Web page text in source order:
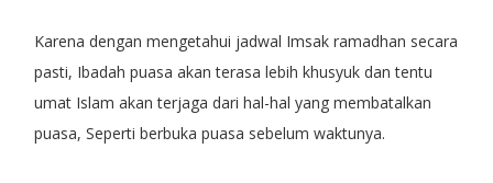
Karena dengan mengetahui jadwal Imsak ramadhan secara
pasti, Ibadah puasa akan terasa lebih khusyuk dan tentu
umat Islam akan terjaga dari hal-hal yang membatalkan
puasa, Seperti berbuka puasa sebelum waktunya.